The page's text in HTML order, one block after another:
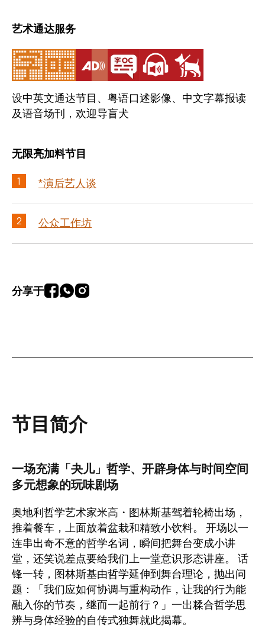
艺术通达服务
设中英文通达节目、粤语口述影像、中文字幕报读
及语音场刊，欢迎导盲犬
无限亮加料节目
1 *演后艺人谈
2 公众工作坊
分享于
节目简介
一场充满「夬儿」哲学、开辟身体与时间空间
多元想象的玩味剧场
奥地利哲学艺术家米高・图林斯基驾着轮椅出场，
推着餐车，上面放着盆栽和精致小饮料。 开场以一
连串出奇不意的哲学名词，瞬间把舞台变成小讲
堂，还笑说差点要给我们上一堂意识形态讲座。 话
锋一转，图林斯基由哲学延伸到舞台理论，抛出问
题：「我们应如何协调与重构动作，让我的行为能
融入你的节奏，继而一起前行？」一出糅合哲学思
辨与身体经验的自传式独舞就此揭幕。